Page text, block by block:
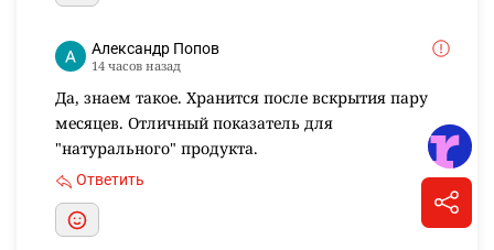
Александр Попов
14 часов назад
Да, знаем такое. Хранится после вскрытия пару
месяцев. Отличный показатель для
"натурального" продукта.
Ответить